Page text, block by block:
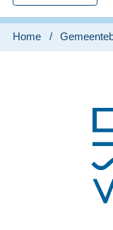
hier:
Home